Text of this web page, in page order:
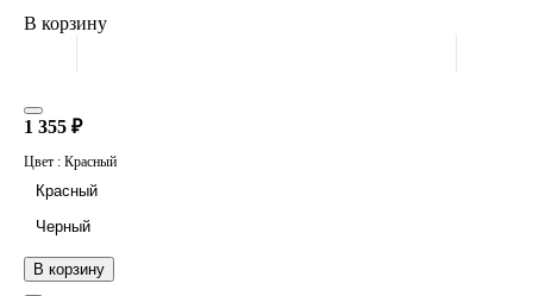
В корзину
В корзину
1 355 ₽
Цвет : Красный
Красный
Черный